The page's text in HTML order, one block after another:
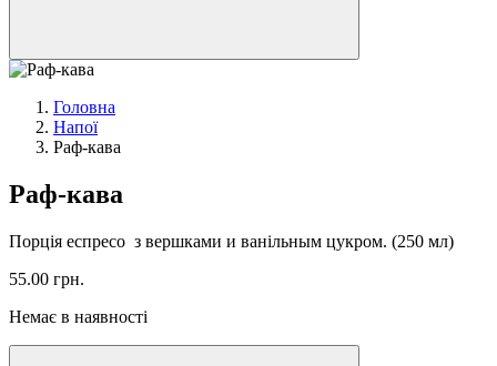
Головна
Напої
Раф-кава
Раф-кава
Порція еспресо з вершками и ванільным цукром. (250 мл)
55.00 грн.
Немає в наявності